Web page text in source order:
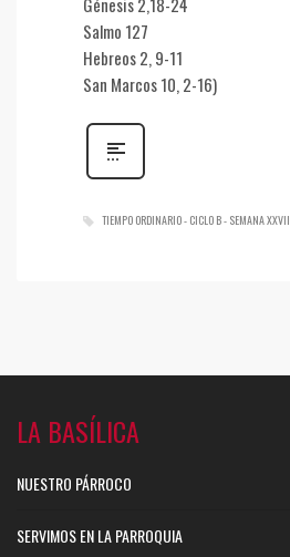
Salmo 127
Hebreos 2, 9-11
San Marcos 10, 2-16)
TIEMPO ORDINARIO - CICLO B - SEMANA XXVII
LA BASÍLICA
NUESTRO PÁRROCO
SERVIMOS EN LA PARROQUIA